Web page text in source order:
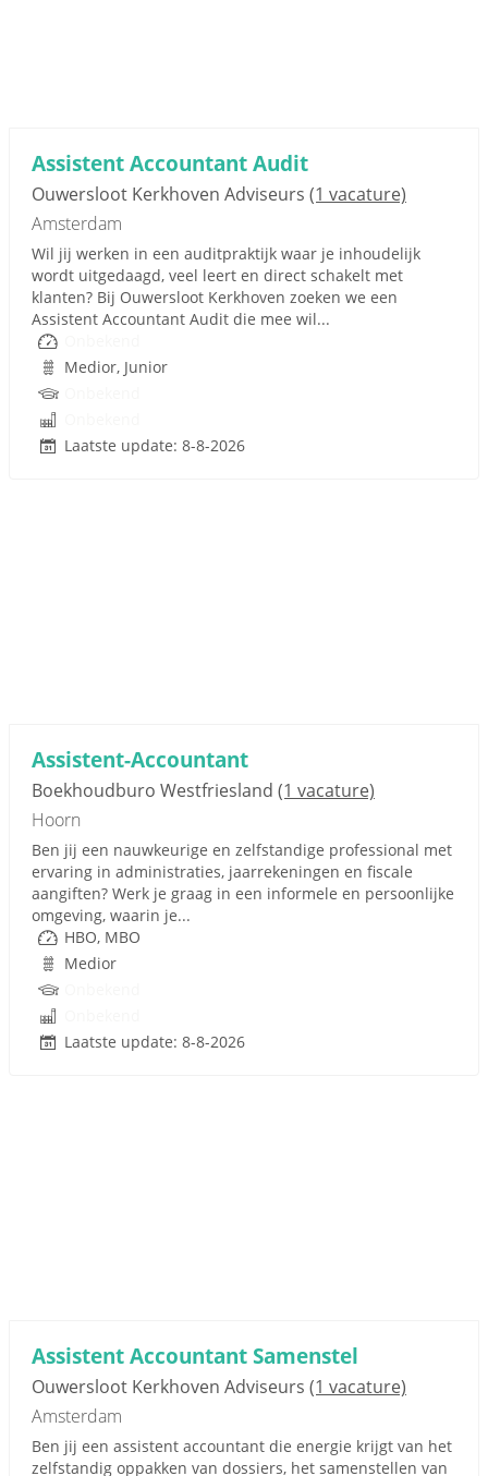
Assistent Accountant Audit
Ouwersloot Kerkhoven Adviseurs (1 vacature)
Amsterdam
Wil jij werken in een auditpraktijk waar je inhoudelijk
wordt uitgedaagd, veel leert en direct schakelt met
klanten? Bij Ouwersloot Kerkhoven zoeken we een
Assistent Accountant Audit die mee wil...
Medior, Junior
Laatste update: 8-8-2026
Assistent-Accountant
Boekhoudburo Westfriesland (1 vacature)
Hoorn
Ben jij een nauwkeurige en zelfstandige professional met
ervaring in administraties, jaarrekeningen en fiscale
aangiften? Werk je graag in een informele en persoonlijke
omgeving, waarin je...
HBO, MBO
Medior
Laatste update: 8-8-2026
Assistent Accountant Samenstel
Ouwersloot Kerkhoven Adviseurs (1 vacature)
Amsterdam
Ben jij een assistent accountant die energie krijgt van het
zelfstandig oppakken van dossiers, het samenstellen van